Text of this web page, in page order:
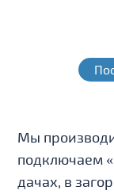
Мы
подключаем
дачах, в